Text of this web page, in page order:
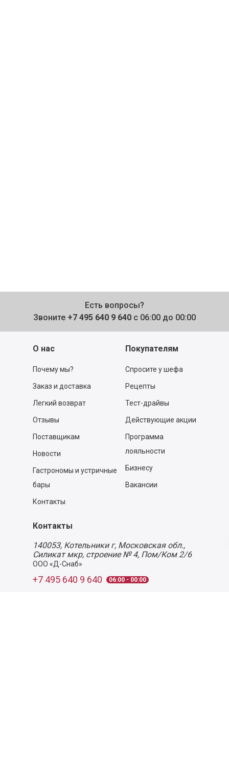
Есть вопросы?
Звоните +7 495 640 9 640 с 06:00 до 00:00
О нас
Почему мы?
Заказ и доставка
Легкий возврат
Отзывы
Поставщикам
Новости
Гастрономы и устричные
бары
Контакты
Покупателям
Спросите у шефа
Рецепты
Тест-драйвы
Действующие акции
Программа
лояльности
Бизнесу
Вакансии
Контакты
140053, Котельники г, Московская обл.,
Силикат мкр, строение № 4, Пом/Ком 2/6
ООО «Д-Снаб»
+7 495 640 9 640 06:00 - 00:00